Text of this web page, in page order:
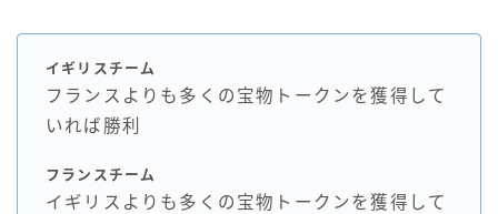
イギリスチーム
フランスよりも多くの宝物トークンを獲得して
いれば勝利
フランスチーム
イギリスよりも多くの宝物トークンを獲得して